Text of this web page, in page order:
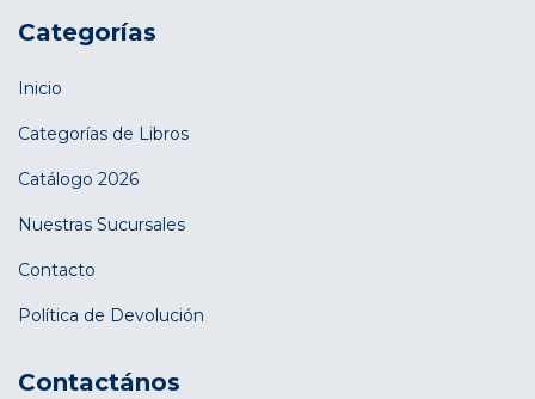
Categorías
Inicio
Categorías de Libros
Catálogo 2026
Nuestras Sucursales
Contacto
Política de Devolución
Contactános